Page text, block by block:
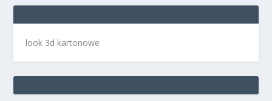
look 3d kartonowe